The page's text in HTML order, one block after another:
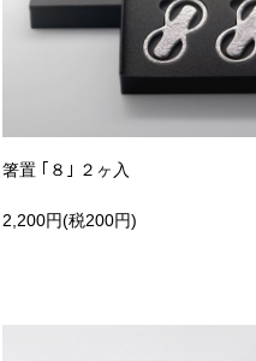
箸置 ｢８｣ ２ヶ入
2,200円(税200円)